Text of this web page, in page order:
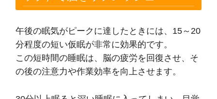
午後の眠気がピークに達したときには、15～20
分程度の短い仮眠が非常に効果的です。
この短時間の睡眠は、脳の疲労を回復させ、そ
の後の注意力や作業効率を向上させます。